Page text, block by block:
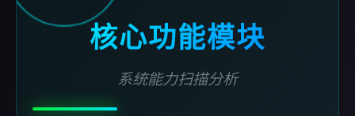
核心功能模块
系统能力扫描分析